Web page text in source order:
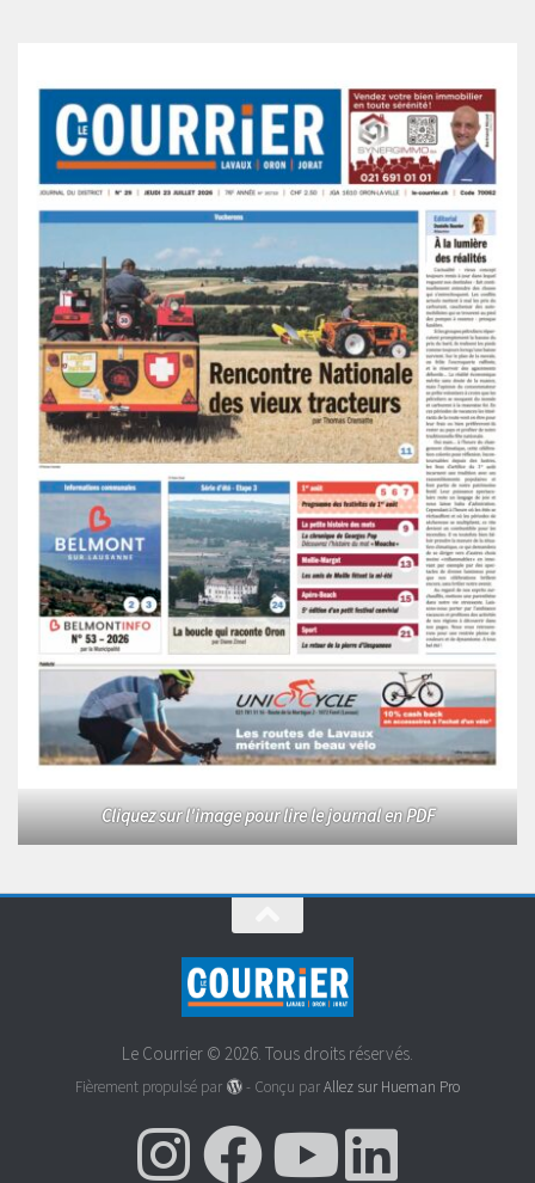
Cliquez sur l'image pour lire le journal en PDF
Le Courrier © 2026. Tous droits réservés.
Fièrement propulsé par - Conçu parAllez sur Hueman Pro